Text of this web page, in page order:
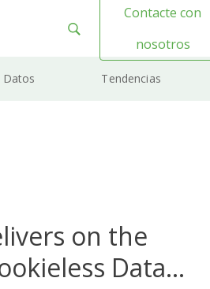
Contacte con
nosotros
Datos Tendencias
on the
Data